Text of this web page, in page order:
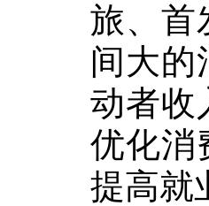
旅、首
间大的
动者收
优化消
提高就